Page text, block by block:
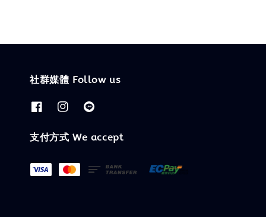
社群媒體 Follow us
支付方式 We accept